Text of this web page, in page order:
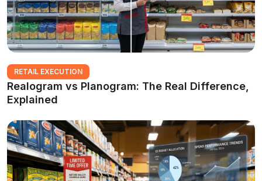
RETAIL EXECUTION
Realogram vs Planogram: The Real Difference,
Explained